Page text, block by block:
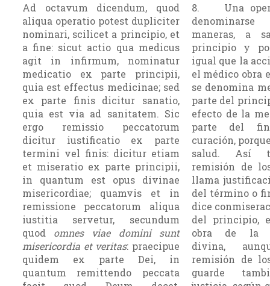
Ad octavum dicendum, quod
aliqua operatio potest dupliciter
nominari, scilicet a principio, et
a fine: sicut actio qua medicus
agit in infirmum, nominatur
medicatio ex parte principii,
quia est effectus medicinae; sed
ex parte finis dicitur sanatio,
quia est via ad sanitatem. Sic
ergo remissio peccatorum
dicitur iustificatio ex parte
termini vel finis: dicitur etiam
et miseratio ex parte principii,
in quantum est opus divinae
misericordiae; quamvis et in
remissione peccatorum aliqua
iustitia servetur, secundum
quod omnes viae domini sunt
misericordia et veritas: praecipue
quidem ex parte Dei, in
quantum remittendo peccata
8. Una
maneras, a
princi­pio y
igual que la
el médico obra
se denomina
parte del
efecto de la
parte del
curación,
salud. Así
remisión de
llama
del término o
dice
del principio,
obra de la
divina,
remisión de
guarde